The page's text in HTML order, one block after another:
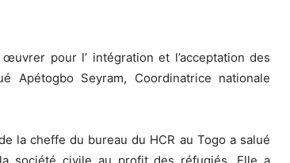
pour l’ intégration et l’acceptation des
Apétogbo Seyram, Coordinatrice nationale
la cheffe du bureau du HCR au Togo a salué
société civile au profit des réfugiés. Elle a